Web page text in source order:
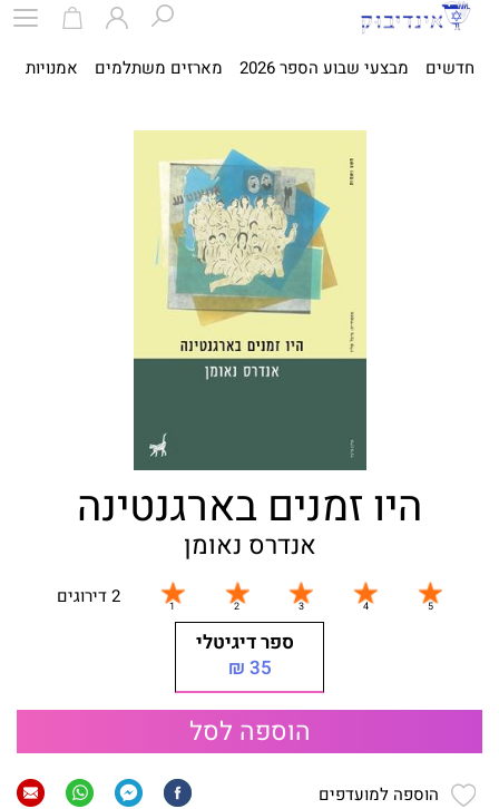
חדשים מבצעי שבוע הספר 2026 מארזים משתלמים אמנויות
היו זמנים בארגנטינה
אנדרס נאומן
2 דירוגים
ספר דיגיטלי
35 ₪
הוספה לסל
הוספה למועדפים